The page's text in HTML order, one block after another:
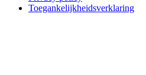
Toegankelijkheidsverklaring